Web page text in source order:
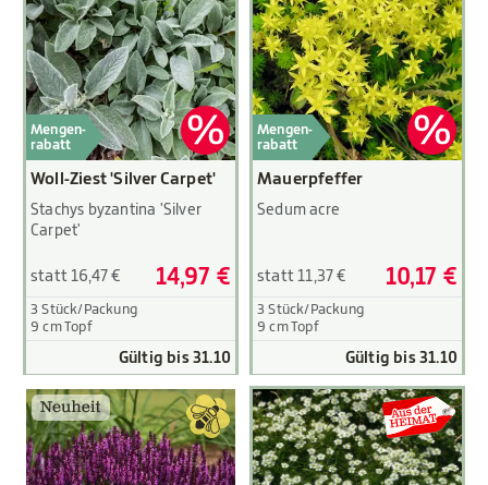
Mengen-
rabatt
Woll-Ziest 'Silver Carpet'
Stachys byzantina 'Silver
Carpet'
statt 16,47 € 14,97 €
3 Stück/Packung
9 cm Topf
Gültig bis 31.10
Mengen-
rabatt
Mauerpfeffer
Sedum acre
statt 11,37 € 10,17 €
3 Stück/Packung
9 cm Topf
Gültig bis 31.10